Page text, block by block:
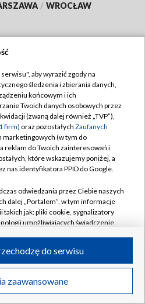
/ WROCŁAW
TVP
TVP
prywatności
zgody
Pomoc
Kontakt
Kanały
S.A. w likwidacji
aby wyrazić zgody na
śledzenia i zbierania danych,
końcowym i ich
Twoich danych osobowych przez
(zwaną dalej również „TVP”),
firm) oraz pozostałych Zaufanych
marketingowych (w tym do
reklam do Twoich zainteresowań i
które wskazujemy poniżej, a
nas identyfikatora PPID do Google.
odwiedzania przez Ciebie naszych
dalej „Portalem”, w tym informacje
takich jak: pliki cookie, sygnalizatory
umożliwiających świadczenie
odwiedzania przez Ciebie
takie jak adresy IP, identyfikatory
zaawansowane
do serwisu